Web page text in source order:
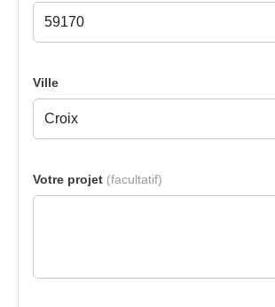
Ville
Votre projet (facultatif)